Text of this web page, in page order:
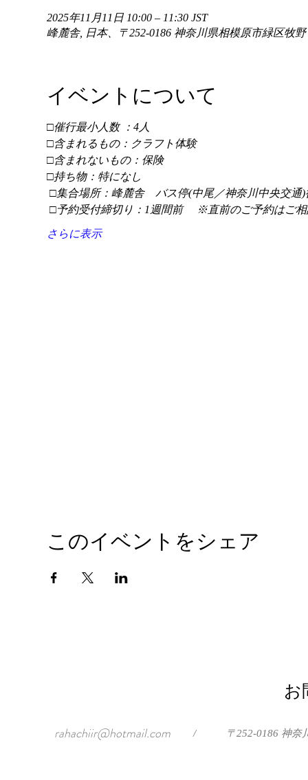
2025年11月11日 10:00 – 11:30 JST
峰麓舎, 日本、〒252-0186 神奈川県相模原市緑区牧
イベントについて
□催行最小人数 ：4人
□含まれるもの：クラフト体験
□含まれないもの：保険
□持ち物：特になし
□集合場所：峰麓舎　バス停(中尾／神奈川中央交通)
□予約受付締切り：1週間前 　※直前のご予約はご
さらに表示
このイベントをシェア
お
rahachiir@hotmail.com / 〒252-0186 神奈